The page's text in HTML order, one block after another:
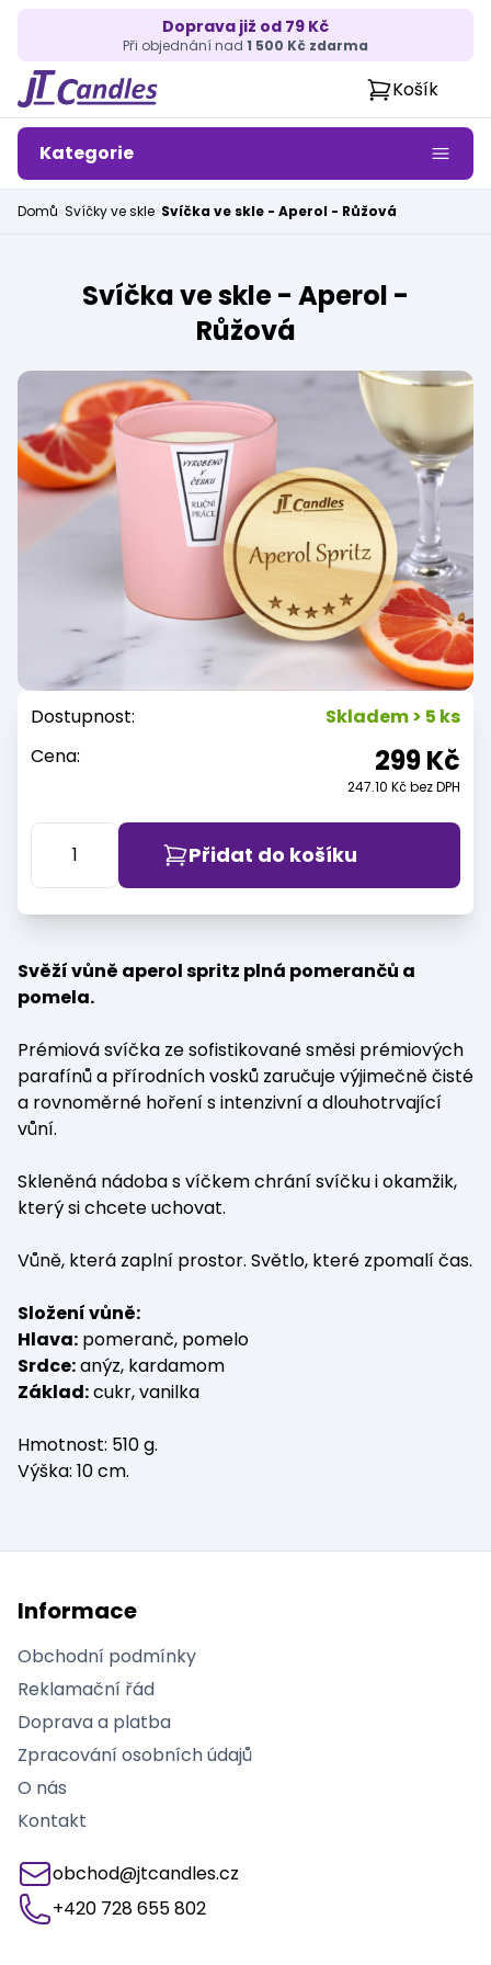
Doprava již od 79 Kč
Při objednání nad 1 500 Kč zdarma
Košík
Kategorie
Domů»Svíčky ve skle»Svíčka ve skle - Aperol - Růžová
Svíčka ve skle - Aperol -
Růžová
Dostupnost:
Skladem > 5 ks
Cena:
299 Kč
247.10 Kč bez DPH
Přidat do košíku
Svěží vůně aperol spritz plná pomerančů a
pomela.
Prémiová svíčka ze sofistikované směsi prémiových
parafínů a přírodních vosků zaručuje výjimečně čisté
a rovnoměrné hoření s intenzivní a dlouhotrvající
vůní.
Skleněná nádoba s víčkem chrání svíčku i okamžik,
který si chcete uchovat.
Vůně, která zaplní prostor. Světlo, které zpomalí čas.
Složení vůně:
Hlava: pomeranč, pomelo
Srdce:anýz, kardamom
Základ:cukr, vanilka
Hmotnost: 510 g.
Výška: 10 cm.
Informace
Obchodní podmínky
Reklamační řád
Doprava a platba
Zpracování osobních údajů
O nás
Kontakt
obchod@jtcandles.cz
+420 728 655 802